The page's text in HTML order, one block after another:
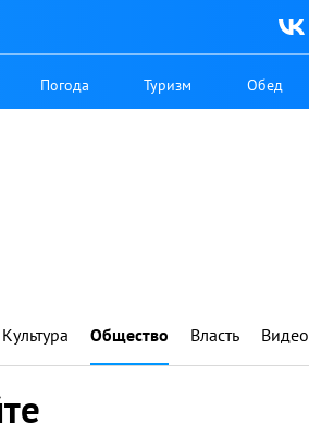
Погода Туризм Обед
Культура Общество Власть Видео